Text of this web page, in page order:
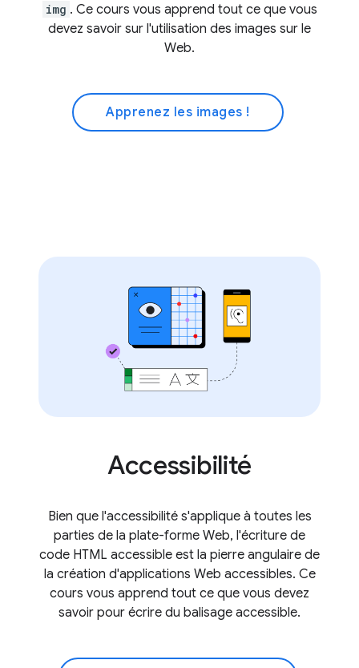
img . Ce cours vous apprend tout ce que vous
devez savoir sur l'utilisation des images sur le
Web.
Apprenez les images !
Accessibilité
Bien que l'accessibilité s'applique à toutes les
parties de la plate-forme Web, l'écriture de
code HTML accessible est la pierre angulaire de
la création d'applications Web accessibles. Ce
cours vous apprend tout ce que vous devez
savoir pour écrire du balisage accessible.